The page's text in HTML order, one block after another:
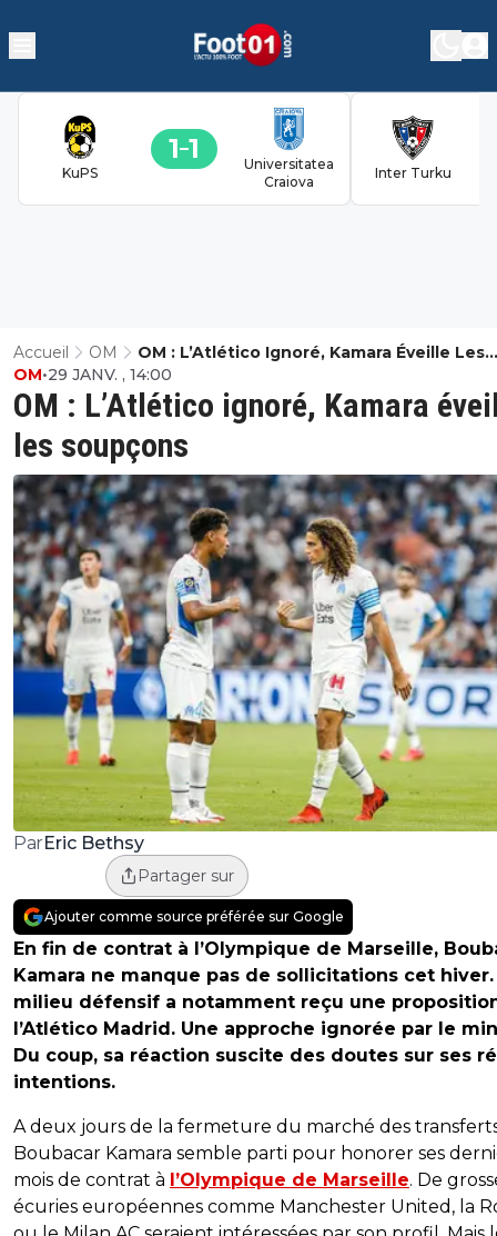
KuPS
1 1
Universitatea
Craiova
Inter Turku
Accueil OM
OM : L’Atlético Ignoré, Kamara Éveille Les
Soupçons
OM : L’Atlético ignoré, Kamara
les soupçons
OM•29 JANV. , 14:00
ParEric Bethsy
Partager sur
Ajouter comme source préférée sur Google
En fin de contrat à l’Olympique de Marseille,
Kamara ne manque pas de sollicitations cet hiver.
milieu défensif a notamment reçu une
l’Atlético Madrid. Une approche ignorée par le
Du coup, sa réaction suscite des doutes sur ses
intentions.
A deux jours de la fermeture du marché des
Boubacar Kamara semble parti pour honorer ses
mois de contrat à l’Olympique de Marseille. De
écuries européennes comme Manchester United, la